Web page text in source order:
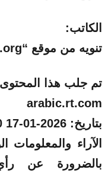
الكاتب:
تنويه من موقع “yalebnan.org”:
تم جلب هذا
arabic.rt.com
بتاريخ: 2026-01-17 10:56:00
الآراء والمعلومات